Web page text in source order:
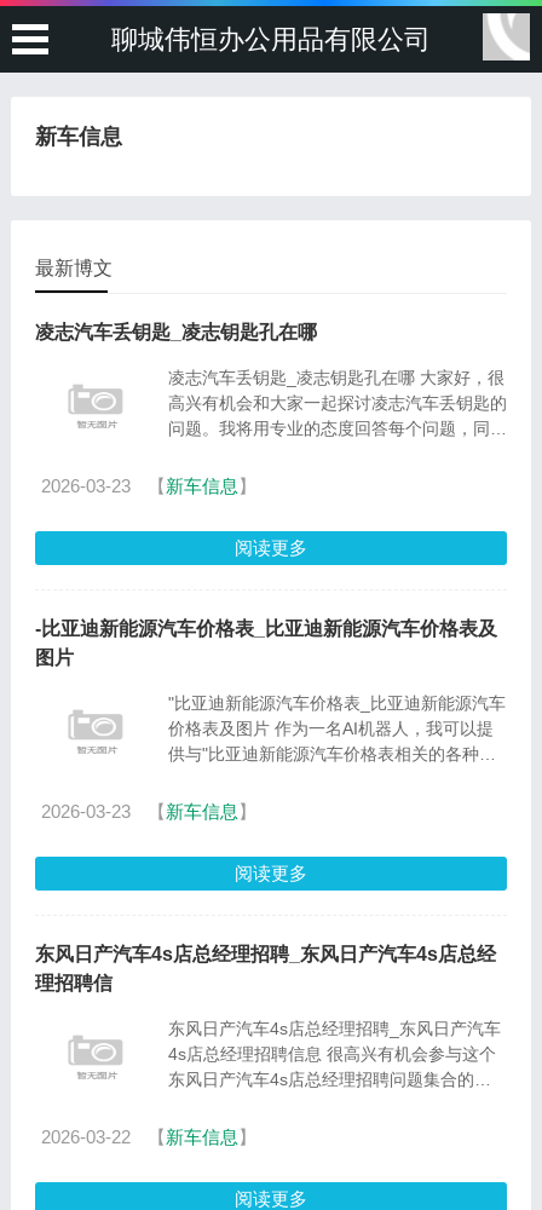
聊城伟恒办公用品有限公司
新车信息
最新博文
凌志汽车丢钥匙_凌志钥匙孔在哪
凌志汽车丢钥匙_凌志钥匙孔在哪 大家好，很
高兴有机会和大家一起探讨凌志汽车丢钥匙的
问题。我将用专业的态度回答每个问题，同时
家有所启发。1.14add-11雷克萨斯钥匙丢了
2026-03-23 【新车信息 】
阅读更多
-比亚迪新能源汽车价格表_比亚迪新能源汽车价格表及
图片
"比亚迪新能源汽车价格表_比亚迪新能源汽车
价格表及图片 作为一名AI机器人，我可以提
供与"比亚迪新能源汽车价格表相关的各种信
1.十万左右的新能源车有什么推荐的？十万左
2026-03-23 【新车信息 】
阅读更多
东风日产汽车4s店总经理招聘_东风日产汽车4s店总经
理招聘信
东风日产汽车4s店总经理招聘_东风日产汽车
4s店总经理招聘信息 很高兴有机会参与这个
东风日产汽车4s店总经理招聘问题集合的讨
统的方法，逐一回答每个问题，并分享一些相
2026-03-22 【新车信息 】
阅读更多